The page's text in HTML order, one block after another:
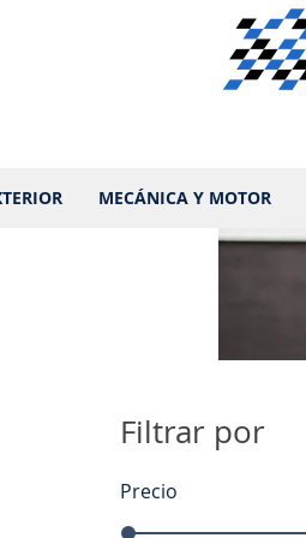
MECÁNICA Y MOTOR
Filtrar por
Precio